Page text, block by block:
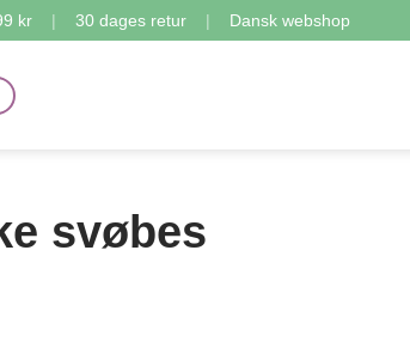
kr | 30 dages retur | Dansk webshop
svøbes